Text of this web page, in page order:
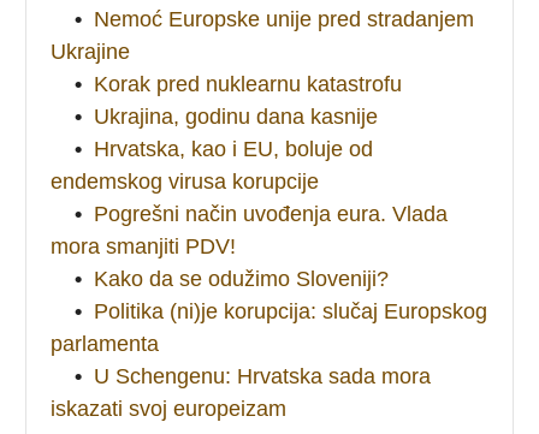
• Nemoć Europske unije pred stradanjem
Ukrajine
• Korak pred nuklearnu katastrofu
• Ukrajina, godinu dana kasnije
• Hrvatska, kao i EU, boluje od
endemskog virusa korupcije
• Pogrešni način uvođenja eura. Vlada
mora smanjiti PDV!
• Kako da se odužimo Sloveniji?
• Politika (ni)je korupcija: slučaj Europskog
parlamenta
• U Schengenu: Hrvatska sada mora
iskazati svoj europeizam